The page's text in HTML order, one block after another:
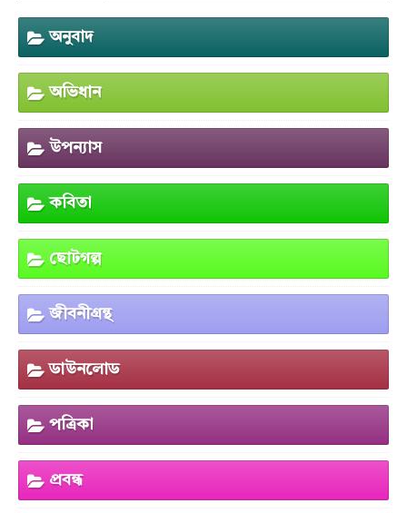
অনুবাদ
অভিধান
উপন্যাস
কবিতা
ছোটগল্প
জীবনীগ্রন্থ
ডাউনলোড
পত্রিকা
প্রবন্ধ